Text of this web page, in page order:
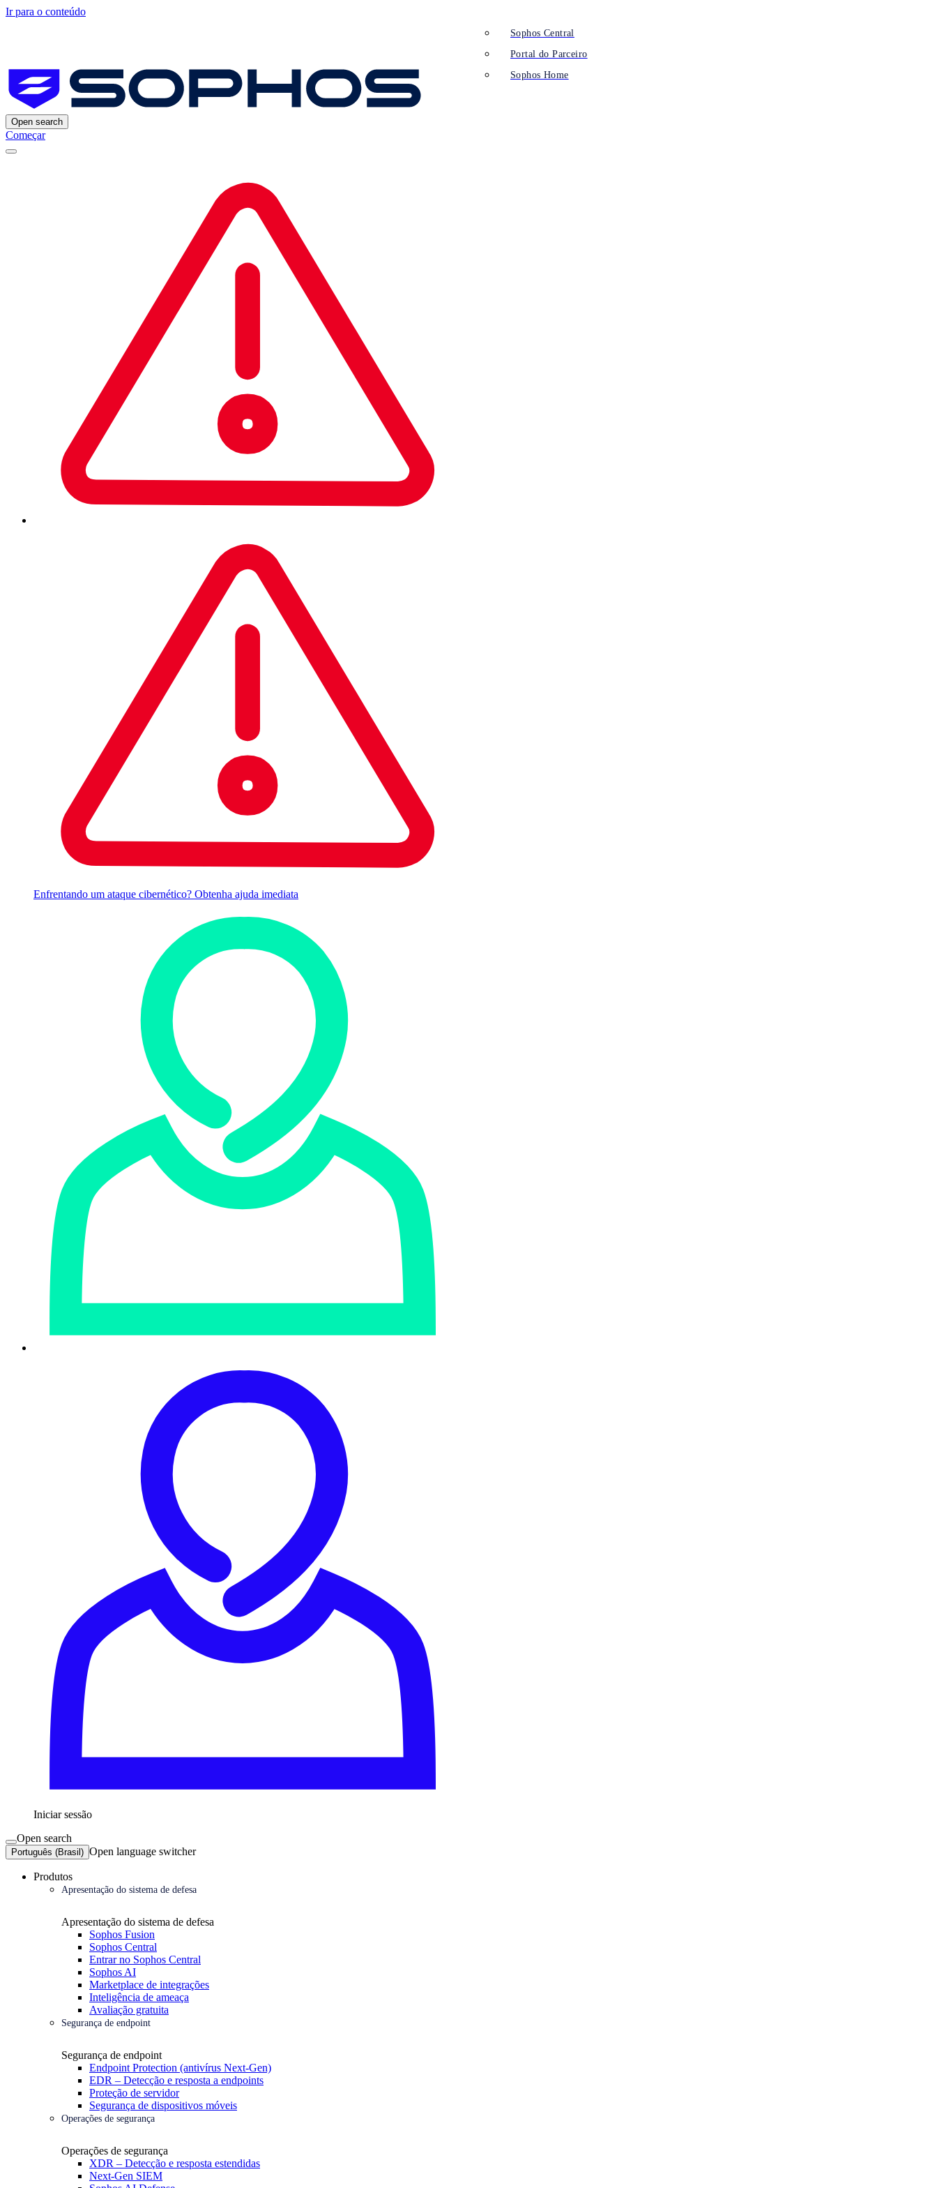
Ir para o conteúdo
Open search
Começar
Enfrentando um ataque cibernético? Obtenha ajuda imediata
Iniciar sessão
Sophos Central
Portal do Parceiro
Sophos Home
Open search
Português (Brasil) Open language switcher
Produtos
Apresentação do sistema de defesa
Apresentação do sistema de defesa
Sophos Fusion
Sophos Central
Entrar no Sophos Central
Sophos AI
Marketplace de integrações
Inteligência de ameaça
Avaliação gratuita
Segurança de endpoint
Segurança de endpoint
Endpoint Protection (antivírus Next-Gen)
EDR – Detecção e resposta a endpoints
Proteção de servidor
Segurança de dispositivos móveis
Operações de segurança
Operações de segurança
XDR – Detecção e resposta estendidas
Next-Gen SIEM